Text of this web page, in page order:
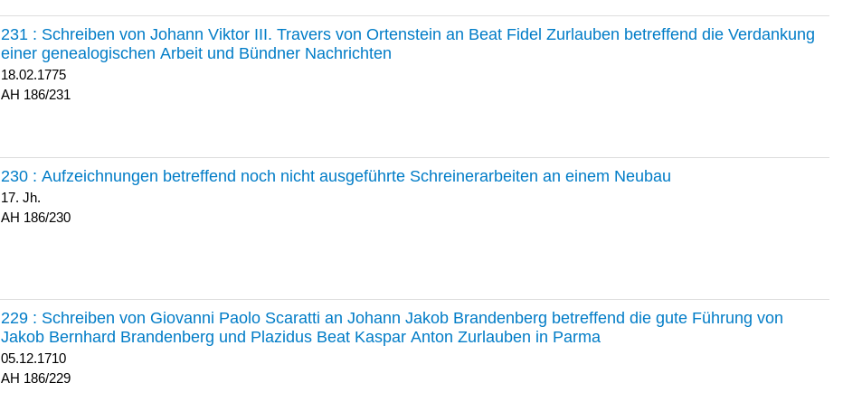
231 : Schreiben von Johann Viktor III. Travers von Ortenstein an Beat Fidel Zurlauben betreffend die Verdankung
einer genealogischen Arbeit und Bündner Nachrichten
18.02.1775
186/231
230 : Aufzeichnungen betreffend noch nicht ausgeführte Schreinerarbeiten an einem Neubau
17. Jh.
186/230
229 : Schreiben von Giovanni Paolo Scaratti an Johann Jakob Brandenberg betreffend die gute Führung von
Jakob Bernhard Brandenberg und Plazidus Beat Kaspar Anton Zurlauben in Parma
05.12.1710
186/229